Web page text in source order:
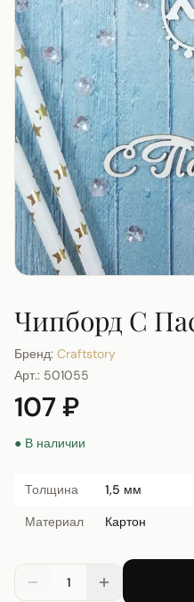
Чипборд С
Бренд: Craftstory
Арт.: 501055
107 ₽
● В наличии
Толщина
1,5 мм
Материал
Картон
1